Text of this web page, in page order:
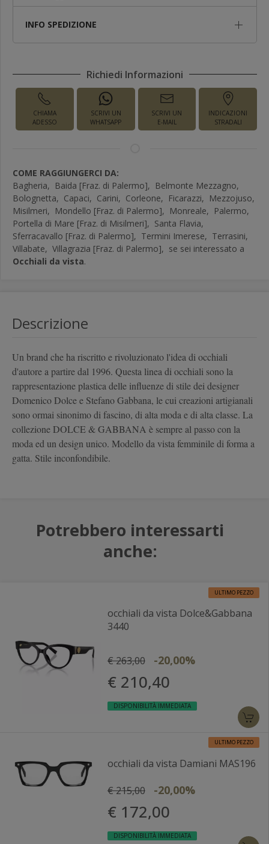
INFO SPEDIZIONE
Richiedi Informazioni
CHIAMA
ADESSO
SCRIVI UN
WHATSAPP
SCRIVI UN
E-MAIL
INDICAZIONI
STRADALI
COME RAGGIUNGERCI DA:
Bagheria, Baida [Fraz. di Palermo], Belmonte Mezzagno,
Bolognetta, Capaci, Carini, Corleone, Ficarazzi, Mezzojuso,
Misilmeri, Mondello [Fraz. di Palermo], Monreale, Palermo,
Portella di Mare [Fraz. di Misilmeri], Santa Flavia,
Sferracavallo [Fraz. di Palermo], Termini Imerese, Terrasini,
Villabate, Villagrazia [Fraz. di Palermo], se sei interessato a
Occhiali da vista.
Descrizione
Un brand che ha riscritto e rivoluzionato l'idea di occhiali
d'autore a partire dal 1996. Questa linea di occhiali sono la
rappresentazione plastica delle influenze di stile dei designer
Domenico Dolce e Stefano Gabbana, le cui creazioni artigianali
sono ormai sinonimo di fascino, di alta moda e di alta classe. La
collezione DOLCE & GABBANA è sempre al passo con la
moda ed un design unico. Modello da vista femminile di forma a
gatta. Stile inconfondibile.
Potrebbero interessarti
anche:
ULTIMO PEZZO
occhiali da vista Dolce&Gabbana
3440
€ 263,00 -20,00%
€ 210,40
DISPONIBILITÀ IMMEDIATA
ULTIMO PEZZO
occhiali da vista Damiani MAS196
€ 215,00 -20,00%
€ 172,00
DISPONIBILITÀ IMMEDIATA